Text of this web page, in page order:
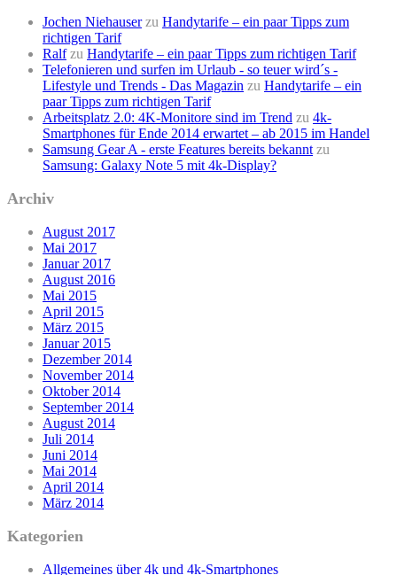
Jochen Niehauserzu Handytarife – ein paar Tipps zum
richtigen Tarif
Ralfzu Handytarife – ein paar Tipps zum richtigen Tarif
Telefonieren und surfen im Urlaub - so teuer wird´s -
Lifestyle und Trends - Das Magazin zu Handytarife – ein
paar Tipps zum richtigen Tarif
Arbeitsplatz 2.0: 4K-Monitore sind im Trend zu 4k-
Smartphones für Ende 2014 erwartet – ab 2015 im Handel
Samsung Gear A - erste Features bereits bekannt zu
Samsung: Galaxy Note 5 mit 4k-Display?
Archiv
August 2017
Mai 2017
Januar 2017
August 2016
Mai 2015
April 2015
März 2015
Januar 2015
Dezember 2014
November 2014
Oktober 2014
September 2014
August 2014
Juli 2014
Juni 2014
Mai 2014
April 2014
März 2014
Kategorien
Allgemeines über 4k und 4k-Smartphones